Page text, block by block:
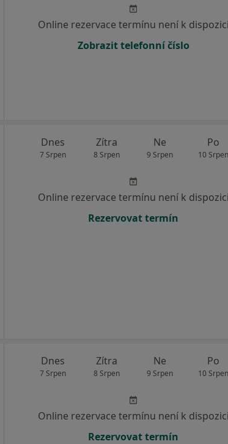
Online rezervace termínu není k dispozici
Zobrazit telefonní číslo
Dnes
7 Srpen
Zítra
8 Srpen
Ne
9 Srpen
Po
10 Srpen
Online rezervace termínu není k dispozici
Rezervovat termín
Dnes
7 Srpen
Zítra
8 Srpen
Ne
9 Srpen
Po
10 Srpen
Online rezervace termínu není k dispozici
Rezervovat termín